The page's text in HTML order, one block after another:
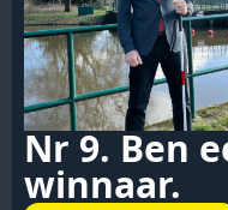
Nr 9. Ben
winnaar.